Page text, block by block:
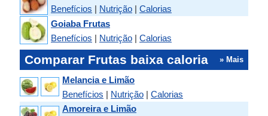
Benefícios | Nutrição | Calorias
Goiaba Frutas
Benefícios | Nutrição | Calorias
Comparar Frutas baixa caloria » Mais
Melancia e Limão
Benefícios | Nutrição | Calorias
Amoreira e Limão